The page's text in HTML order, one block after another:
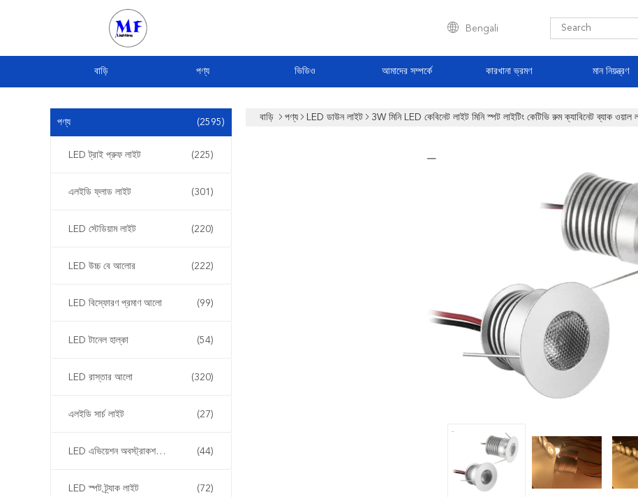
Bengali
বাড়ি পণ্য ভিডিও আমাদের সম্পর্কে কারখানা ভ্রমণ মান নিয়ন্ত্রণ
পণ্য (2595)
LED ট্রাই প্রুফ লাইট (225)
এলইডি ফ্লাড লাইট (301)
LED স্টেডিয়াম লাইট (220)
LED উচ্চ বে আলোর (222)
LED বিস্ফোরণ প্রমাণ আলো (99)
LED টানেল হাল্কা (54)
LED রাস্তার আলো (320)
এলইডি সার্চ লাইট (27)
LED এভিয়েশন অবস্ট্রাকশন লাইট (44)
LED স্পট ট্র্যাক লাইট (72)
বাড়ি পণ্য LED ডাউন লাইট 3W মিনি LED কেবিনেট লাইট মিনি স্পট লাইটিং কেটিভি রুম ক্যাবিনেট ব্যাক ওয়াল